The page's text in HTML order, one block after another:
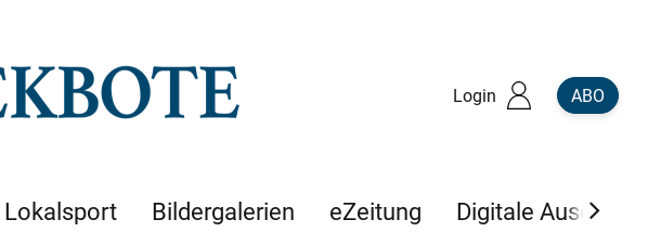
Login ABO
Lokalsport Bildergalerien eZeitung Digitale Ausgaben